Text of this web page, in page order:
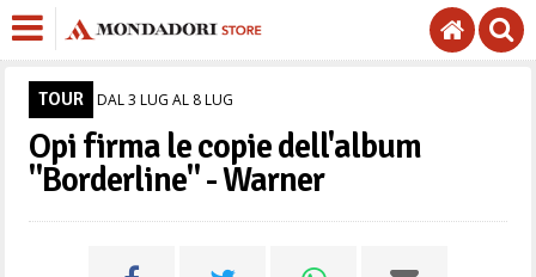
TOUR DAL 3 LUG AL 8 LUG
Opi firma le copie dell'album
"Borderline" - Warner